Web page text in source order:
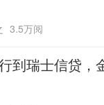
3.5万阅
到瑞士信贷，